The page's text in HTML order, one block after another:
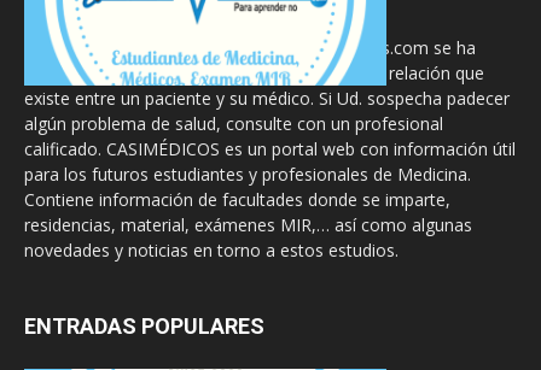
La información proporcionada en CasiMedicos.com se ha
diseñado para complementar, no substituir, la relación que
existe entre un paciente y su médico. Si Ud. sospecha padecer
algún problema de salud, consulte con un profesional
calificado. CASIMÉDICOS es un portal web con información útil
para los futuros estudiantes y profesionales de Medicina.
Contiene información de facultades donde se imparte,
residencias, material, exámenes MIR,… así como algunas
novedades y noticias en torno a estos estudios.
ENTRADAS POPULARES